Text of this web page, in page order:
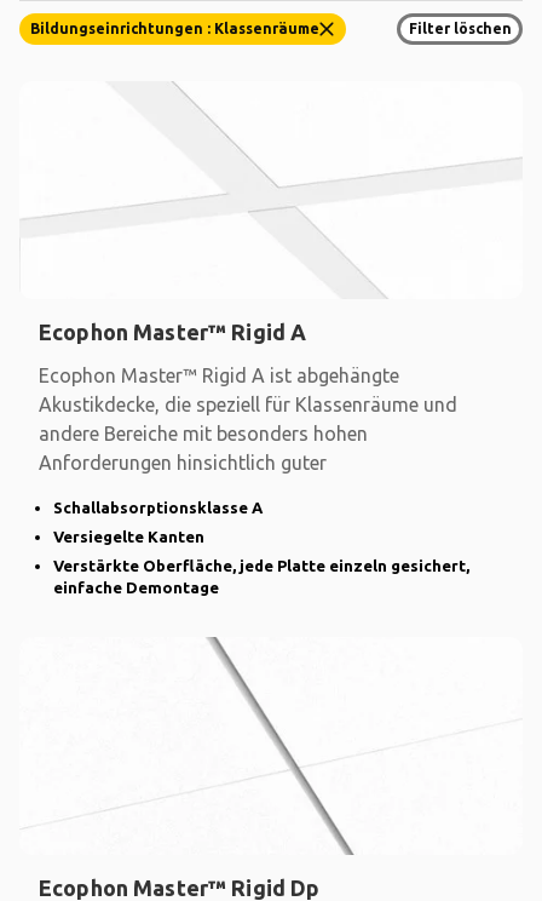
Bildungseinrichtungen : Klassenräume Filter löschen
Ecophon Master™ Rigid A
Ecophon Master™ Rigid A ist abgehängte
Akustikdecke, die speziell für Klassenräume und
andere Bereiche mit besonders hohen
Anforderungen hinsichtlich guter
Schallabsorptionsklasse A
Versiegelte Kanten
Verstärkte Oberfläche, jede Platte einzeln gesichert,
einfache Demontage
Ecophon Master™ Rigid Dp